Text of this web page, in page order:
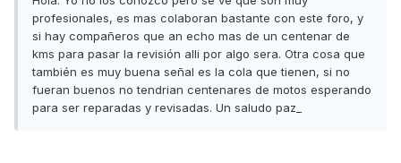
profesionales, es mas colaboran bastante con este foro, y
si hay compañeros que an echo mas de un centenar de
kms para pasar la revisión alli por algo sera. Otra cosa que
también es muy buena señal es la cola que tienen, si no
fueran buenos no tendrian centenares de motos esperando
para ser reparadas y revisadas. Un saludo paz_